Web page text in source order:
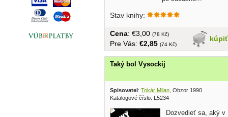
Stav knihy:
kúpiť
Cena: €3,00 (78 Kč)
Pre Vás: €2,85 (74 Kč)
Taký bol Vysockij
Spisovatel: Tokár Milan , Obzor 1990
Katalogové číslo: L5234
Dozvedieť sa, aký v